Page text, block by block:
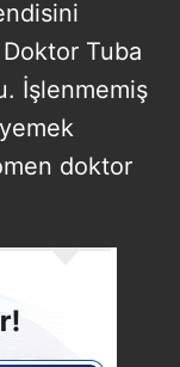
Doktor Tuba
İşlenmemiş
doktor